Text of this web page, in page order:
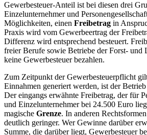
Gewerbesteuer-Anteil ist bei diesen drei
Einzelunternehmer und
Möglichkeiten, einen Freibetrag in
Praxis wird vom Gewerbeertrag der
Differenz wird entsprechend besteuert.
freier Berufe sowie Betriebe der Forst- und
keine Gewerbesteuer bezahlen.
Zum Zeitpunkt der Gewerbesteuerpflicht
Einnahmen generiert werden, ist der
Der eingangs erwähnte Freibetrag, der für
und Einzelunternehmer bei 24.500 Euro
magische Grenze. In anderen
deutlich geringer. Wer Gewinne darüber
Summe, die darüber liegt, Gewerbesteuer